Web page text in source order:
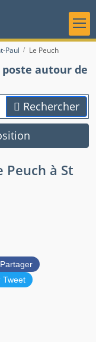
Paul Le Peuch
autour de
Rechercher
à St
Partager
Tweet